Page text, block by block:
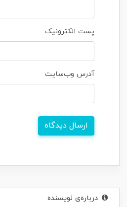
پست الکترونیک
آدرس وب‌سایت
ارسال دیدگاه
درباره‌ی نویسنده